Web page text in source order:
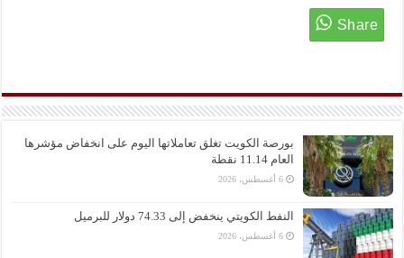
بورصة الكويت تغلق تعاملاتها اليوم على انخفاض مؤشرها
العام 11.14 نقطة
6 أغسطس، 2026
النفط الكويتي ينخفض إلى 74.33 دولار للبرميل
6 أغسطس، 2026